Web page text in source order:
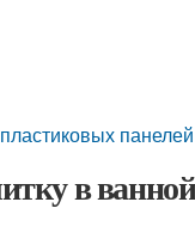
панелей
в